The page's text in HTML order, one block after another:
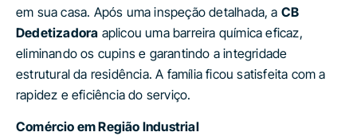
em sua casa. Após uma inspeção detalhada, a CB
Dedetizadora aplicou uma barreira química eficaz,
eliminando os cupins e garantindo a integridade
estrutural da residência. A família ficou satisfeita com a
rapidez e eficiência do serviço.
Comércio em Região Industrial